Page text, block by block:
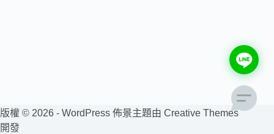
版權 © 2026 - WordPress 佈景主題由 Creative Themes
開發